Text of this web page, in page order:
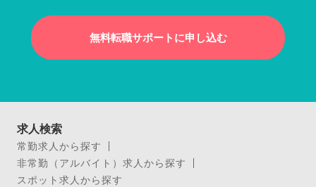
無料転職サポートに申し込む
求人検索
常勤求人から探す
非常勤（アルバイト）求人から探す
スポット求人から探す